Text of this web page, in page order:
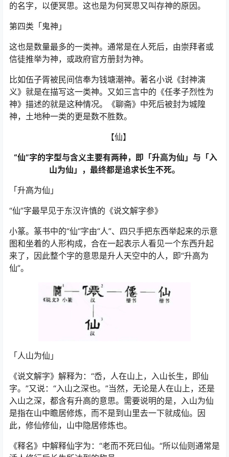
的名字，以便冥思。这也是为何冥思又叫存神的原因。
第四类「鬼神」
这也是数量最多的一类神。通常是在人死后，由崇拜者或
信徒推举为神，或政府官方册封为神。
比如伍子胥被民间信奉为钱塘潮神。著名小说《封神演
义》就是在描写这一类神。又如三言中的《任孝子烈性为
神》描述的就是这种情况。《聊斋》中死后被封为城隍
神，土地种一类的更是数不胜数。
【仙】
“仙”字的字型与含义主要有两种，即「升高为仙」与「入
山为仙」，最终都是追求长生不死。
「升高为仙」
“仙”字最早见于东汉许慎的《说文解字参》
小篆。篆书中的“仙“字由“人”、四只手把东西举起来的示意
图和坐着的人形构成，合在一起表示人看见一个东西升起
来了，因此整个字的意思是升人天空中的人，即“升高为
仙”。
「人山为仙」
《说文解字》解释为：“岙，人在山上，入山长生，即仙
字。”又说：“入山之深也。”当然，无论是人在山上，还是
入山之深，都含有升高的意思。需要说明的是，入山为仙
是指在山中瞻居修炼，而不是到山里去一下就成仙。因
此，修仙修仙，山中隐居修炼也。
《释名》中解释仙字为：“老而不死曰仙。“所以仙则通常是